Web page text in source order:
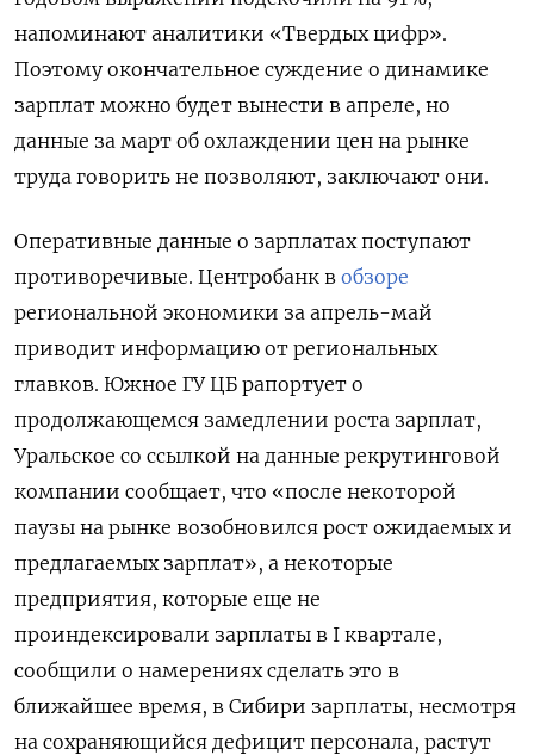
напоминают аналитики «Твердых цифр».
Поэтому окончательное суждение о динамике
зарплат можно будет вынести в апреле, но
данные за март об охлаждении цен на рынке
труда говорить не позволяют, заключают они.
Оперативные данные о зарплатах поступают
противоречивые. Центробанк в обзоре
региональной экономики за апрель-май
приводит информацию от региональных
главков. Южное ГУ ЦБ рапортует о
продолжающемся замедлении роста зарплат,
Уральское со ссылкой на данные рекрутинговой
компании сообщает, что «после некоторой
паузы на рынке возобновился рост ожидаемых и
предлагаемых зарплат», а некоторые
предприятия, которые еще не
проиндексировали зарплаты в I квартале,
сообщили о намерениях сделать это в
ближайшее время, в Сибири зарплаты, несмотря
на сохраняющийся дефицит персонала, растут